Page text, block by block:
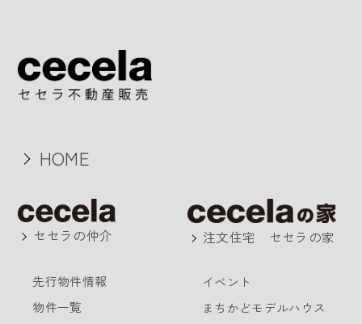
HOME
セセラの仲介
先行物件情報
物件一覧
注文住宅 セセラの家
イベント
まちかどモデルハウス